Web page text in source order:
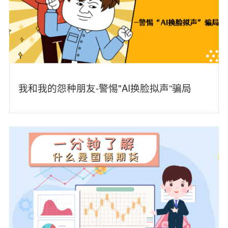
我和我的怨种朋友-警惕"AI换脸拟声“骗局